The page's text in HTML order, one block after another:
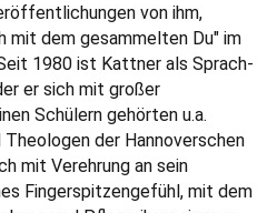
von ihm,
mit dem gesammelten Du" im
1980 ist Kattner als Sprach-
er sich mit großer
Schülern gehörten u.a.
der Hannoverschen
mit Verehrung an sein
Fingerspitzengefühl, mit dem